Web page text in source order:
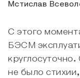
Мстислав
С этого
БЭСМ
не было